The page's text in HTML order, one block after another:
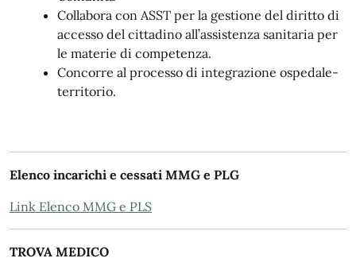
Collabora con ASST per la gestione del diritto di
accesso del cittadino all’assistenza sanitaria per
le materie di competenza.
Concorre al processo di integrazione ospedale-
territorio.
Elenco incarichi e cessati MMG e PLG
Link Elenco MMG e PLS
TROVA MEDICO